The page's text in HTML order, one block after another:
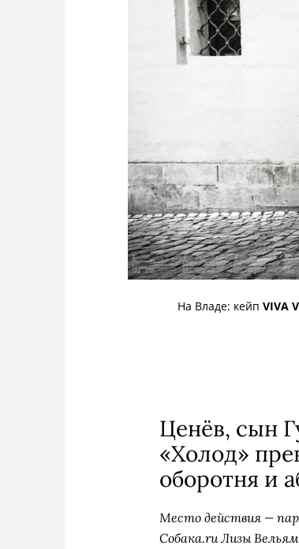
На Владе: кейп VIVA
Ценёв, сын
«Холод»
оборотня и
Место действия —
Собака.ru Лизы